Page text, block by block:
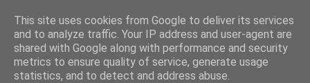
This site uses cookies from Google to deliver its services
and to analyze traffic. Your IP address and user-agent are
shared with Google along with performance and security
metrics to ensure quality of service, generate usage
statistics, and to detect and address abuse.